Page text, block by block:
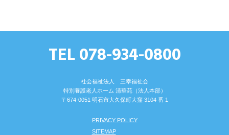
TEL 078-934-0800
社会福祉法人 三幸福祉会
特別養護⽼⼈ホーム 清華苑（法⼈本部）
〒674-0051 明⽯市⼤久保町⼤窪 3104 番 1
PRIVACY POLICY
SITEMAP